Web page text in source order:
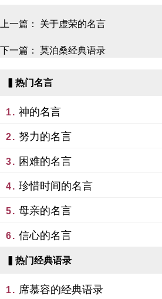
上一篇： 关于虚荣的名言
下一篇： 莫泊桑经典语录
▍热门名言
1. 神的名言
2. 努力的名言
3. 困难的名言
4. 珍惜时间的名言
5. 母亲的名言
6. 信心的名言
▍热门经典语录
1. 席慕容的经典语录